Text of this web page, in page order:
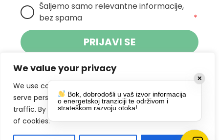
We value your privacy
We use cookies to enhance your browsing experience,
serve personalized ads or content, and analyze our
traffic. By clicking "Accept All", you consent to our use
of cookies.
Šaljemo samo relevantne informacije,
bez spama
*
PRIJAVI SE
Klikom na gumb dajete suglasnost za
primanje novosti Pokreta Otoka te se
slažete spolitikom privatnosti.
DRUŠTVENE MREŽE
✕
Bok, dobrodošli u vaš izvor informacija
o energetskoj tranziciji te održivom i
strateškom razvoju otoka!